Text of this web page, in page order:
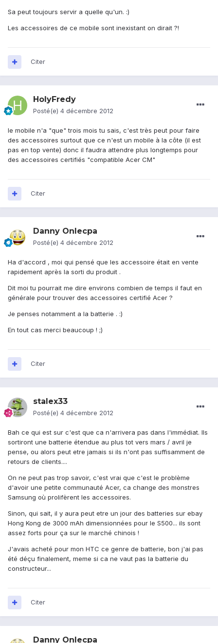
Sa peut toujours servir a quelle qu'un. :)
Les accessoires de ce mobile sont inexistant on dirait ?!
Citer
HolyFredy
Posté(e) 4 décembre 2012
le mobile n'a "que" trois mois tu sais, c'est très peut pour faire
des accessoires surtout que ce n'est un mobile à la côte (il est
pas en top vente) donc il faudra attendre plus longtemps pour
des accessoires certifiés "compatible Acer CM"
Citer
Danny Onlecpa
Posté(e) 4 décembre 2012
Ha d'accord , moi qui pensé que les accessoire était en vente
rapidement après la sorti du produit .
Dit moi tu pourrait me dire environs combien de temps il faut en
générale pour trouver des accessoires certifié Acer ?
Je penses notamment a la batterie . :)
En tout cas merci beaucoup ! ;)
Citer
stalex33
Posté(e) 4 décembre 2012
Bah ce qui est sur c'est que ca n'arrivera pas dans l'immédiat. Ils
sortiront une batterie étendue au plus tot vers mars / avril je
pense, ou alors peut etre jamais si ils n'ont pas suffisamment de
retours de clients....
On ne peut pas trop savoir, c'est vrai que c'est le problème
d'avoir une petite communauté Acer, ca change des monstres
Samsung où prolifèrent les accessoires.
Sinon, qui sait, il y aura peut etre un jour des batteries sur ebay
Hong Kong de 3000 mAh dimensionnées pour le S500... ils sont
assez forts pour ça sur le marché chinois !
J'avais acheté pour mon HTC ce genre de batterie, bon j'ai pas
été déçu finalement, meme si ca ne vaut pas la batterie du
constructeur...
Citer
Danny Onlecpa